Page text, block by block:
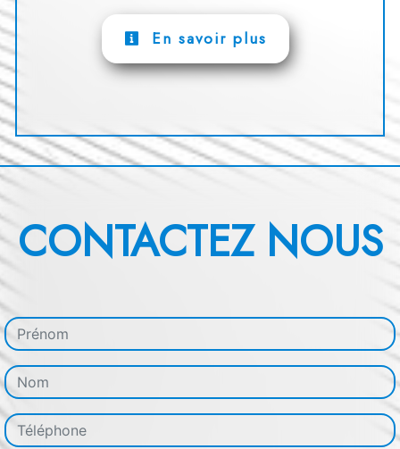
En savoir plus
CONTACTEZ NOUS